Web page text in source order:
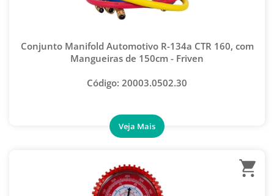
Conjunto Manifold Automotivo R-134a CTR 160, com
Mangueiras de 150cm - Friven
Código: 20003.0502.30